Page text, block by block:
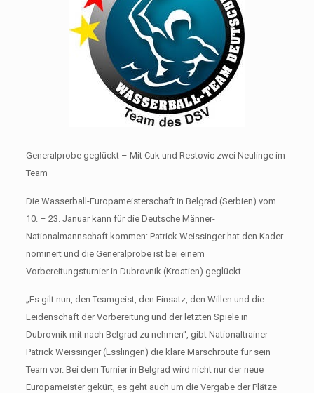
Generalprobe geglückt – Mit Cuk und Restovic zwei Neulinge im
Team
Die Wasserball-Europameisterschaft in Belgrad (Serbien) vom
10. – 23. Januar kann für die Deutsche Männer-
Nationalmannschaft kommen: Patrick Weissinger hat den Kader
nominert und die Generalprobe ist bei einem
Vorbereitungsturnier in Dubrovnik (Kroatien) geglückt.
„Es gilt nun, den Teamgeist, den Einsatz, den Willen und die
Leidenschaft der Vorbereitung und der letzten Spiele in
Dubrovnik mit nach Belgrad zu nehmen“, gibt Nationaltrainer
Patrick Weissinger (Esslingen) die klare Marschroute für sein
Team vor. Bei dem Turnier in Belgrad wird nicht nur der neue
Europameister gekürt, es geht auch um die Vergabe der Plätze